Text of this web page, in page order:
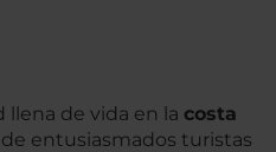
llena de vida en la costa
entusiasmados turistas